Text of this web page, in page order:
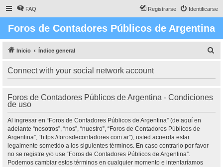
FAQ Identificarse
Registrarse
Foros de Contadores Públicos de Argentina
Inicio Índice general
Connect with your social network account
Foros de Contadores Públicos de Argentina - Condiciones
de uso
Al ingresar en “Foros de Contadores Públicos de Argentina” (de aquí en
adelante “nosotros”, “nos”, “nuestro”, “Foros de Contadores Públicos de
Argentina”, “https://forosdecontadores.com.ar”), usted acuerda estar
legalmente sometido a los siguientes términos. En caso contrario por favor
no se registre y/o use “Foros de Contadores Públicos de Argentina”.
Podemos cambiar estos términos en cualquier momento e intentaríamos